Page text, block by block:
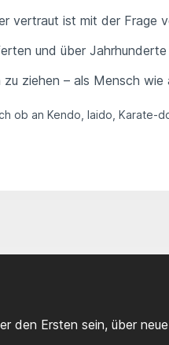
vertraut ist mit der Frage
und über
ziehen – als Mensch
ob an Kendo, Iaido, Karate-
den Ersten sein, über